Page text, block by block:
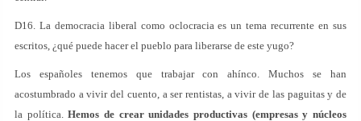
D16. La democracia liberal como oclocracia es un tema recurrente en sus
escritos, ¿qué puede hacer el pueblo para liberarse de este yugo?
Los españoles tenemos que trabajar con ahínco. Muchos se han
acostumbrado a vivir del cuento, a ser rentistas, a vivir de las paguitas y de
la política.Hemos de crear unidades productivas (empresas y núcleos